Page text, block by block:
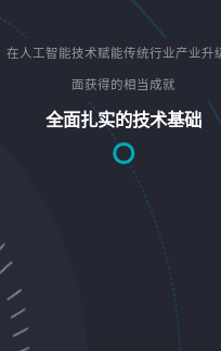
在人工智能技术赋能传统行业产业升
面获得的相当成就
全面扎实的技术基础